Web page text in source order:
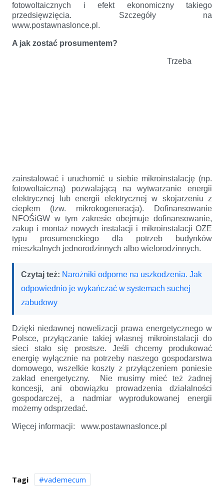
fotowoltaicznych i efekt ekonomiczny takiego
przedsięwzięcia. Szczegóły na
www.postawnaslonce.pl.
A jak zostać prosumentem?
Trzeba
zainstalować i uruchomić u siebie mikroinstalację (np.
fotowoltaiczną) pozwalającą na wytwarzanie energii
elektrycznej lub energii elektrycznej w skojarzeniu z
ciepłem (tzw. mikrokogeneracja). Dofinansowanie
NFOŚiGW w tym zakresie obejmuje dofinansowanie,
zakup i montaż nowych instalacji i mikroinstalacji OZE
typu prosumenckiego dla potrzeb budynków
mieszkalnych jednorodzinnych albo wielorodzinnych.
Czytaj też: Narożniki odporne na uszkodzenia. Jak
odpowiednio je wykańczać w systemach suchej
zabudowy
Dzięki niedawnej nowelizacji prawa energetycznego w
Polsce, przyłączanie takiej własnej mikroinstalacji do
sieci stało się prostsze. Jeśli chcemy produkować
energię wyłącznie na potrzeby naszego gospodarstwa
domowego, wszelkie koszty z przyłączeniem poniesie
zakład energetyczny. Nie musimy mieć też żadnej
koncesji, ani obowiązku prowadzenia działalności
gospodarczej, a nadmiar wyprodukowanej energii
możemy odsprzedać.
Więcej informacji: www.postawnaslonce.pl
Tagi vademecum